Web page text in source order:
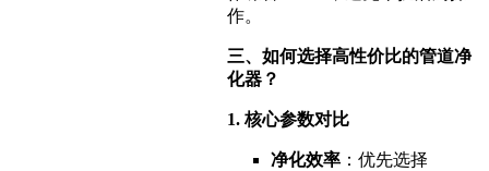
作。
三、如何选择高性价比的管道净
化器？
1. 核心参数对比
净化效率 ：优先选择